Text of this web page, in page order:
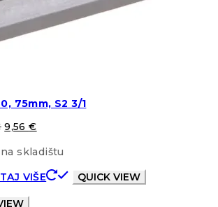
75mm, S2 3/1
9,56€
skladištu
VIŠE
QUICK VIEW